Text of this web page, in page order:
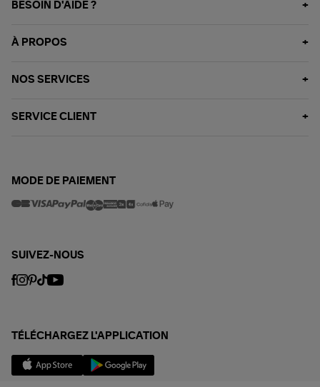
BESOIN D'AIDE ?
À PROPOS
NOS SERVICES
SERVICE CLIENT
MODE DE PAIEMENT
SUIVEZ-NOUS
TÉLÉCHARGEZ L'APPLICATION